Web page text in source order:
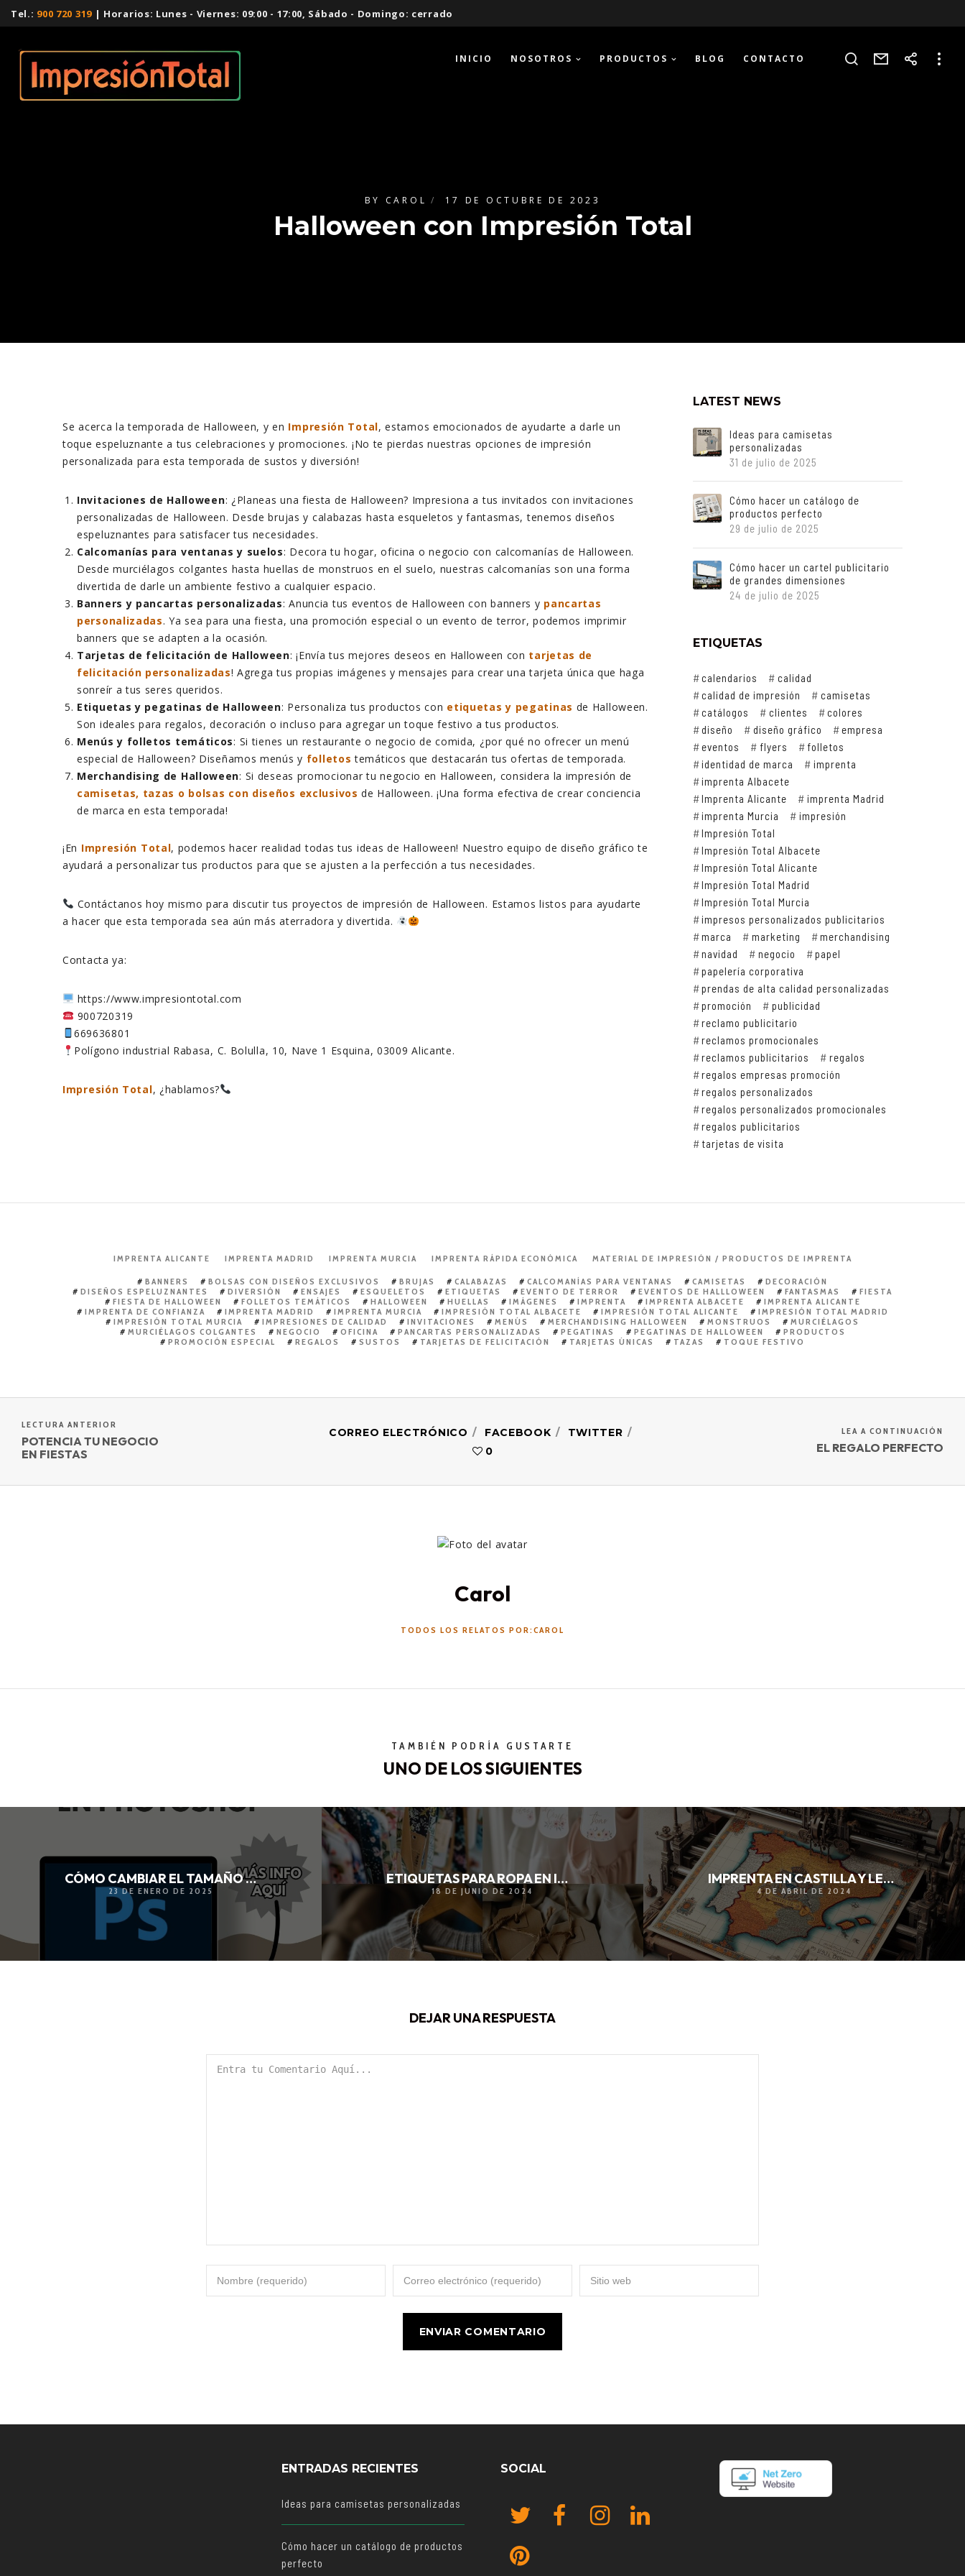
Tel.: 900 720 319| Horarios: Lunes - Viernes: 09:00 - 17:00, Sábado - Domingo: cerrado
INICIO NOSOTROS PRODUCTOS BLOG CONTACTO
BY CAROL 17 DE OCTUBRE DE 2023
Halloween con Impresión Total
Se acerca la temporada de Halloween, y en Impresión Total, estamos emocionados de ayudarte a darle un
toque espeluznante a tus celebraciones y promociones. ¡No te pierdas nuestras opciones de impresión
personalizada para esta temporada de sustos y diversión!
Invitaciones de Halloween: ¿Planeas una fiesta de Halloween? Impresiona a tus invitados con invitaciones
personalizadas de Halloween. Desde brujas y calabazas hasta esqueletos y fantasmas, tenemos diseños
espeluznantes para satisfacer tus necesidades.
Calcomanías para ventanas y suelos: Decora tu hogar, oficina o negocio con calcomanías de Halloween.
Desde murciélagos colgantes hasta huellas de monstruos en el suelo, nuestras calcomanías son una forma
divertida de darle un ambiente festivo a cualquier espacio.
Banners y pancartas personalizadas: Anuncia tus eventos de Halloween con banners y pancartas
personalizadas. Ya sea para una fiesta, una promoción especial o un evento de terror, podemos imprimir
banners que se adapten a la ocasión.
Tarjetas de felicitación de Halloween: ¡Envía tus mejores deseos en Halloween con tarjetas de
felicitación personalizadas! Agrega tus propias imágenes y mensajes para crear una tarjeta única que haga
sonreír a tus seres queridos.
Etiquetas y pegatinas de Halloween: Personaliza tus productos con etiquetas y pegatinas de Halloween.
Son ideales para regalos, decoración o incluso para agregar un toque festivo a tus productos.
Menús y folletos temáticos: Si tienes un restaurante o negocio de comida, ¿por qué no ofrecer un menú
especial de Halloween? Diseñamos menús y folletos temáticos que destacarán tus ofertas de temporada.
Merchandising de Halloween: Si deseas promocionar tu negocio en Halloween, considera la impresión de
camisetas, tazas o bolsas con diseños exclusivos de Halloween. ¡Una forma efectiva de crear conciencia
de marca en esta temporada!
¡En Impresión Total, podemos hacer realidad todas tus ideas de Halloween! Nuestro equipo de diseño gráfico te
ayudará a personalizar tus productos para que se ajusten a la perfección a tus necesidades.
Contáctanos hoy mismo para discutir tus proyectos de impresión de Halloween. Estamos listos para ayudarte
a hacer que esta temporada sea aún más aterradora y divertida.
Contacta ya:
https://www.impresiontotal.com
900720319
669636801
Polígono industrial Rabasa, C. Bolulla, 10, Nave 1 Esquina, 03009 Alicante.
Impresión Total, ¿hablamos?
LATEST NEWS
Ideas para camisetas
personalizadas
31 de julio de 2025
Cómo hacer un catálogo de
productos perfecto
29 de julio de 2025
Cómo hacer un cartel publicitario
de grandes dimensiones
24 de julio de 2025
ETIQUETAS
calendarios
calidad
calidad de impresión
camisetas
catálogos
clientes
colores
diseño
diseño gráfico
empresa
eventos
flyers
folletos
identidad de marca
imprenta
imprenta Albacete
Imprenta Alicante
imprenta Madrid
imprenta Murcia
impresión
Impresión Total
Impresión Total Albacete
Impresión Total Alicante
Impresión Total Madrid
Impresión Total Murcia
impresos personalizados publicitarios
marca
marketing
merchandising
navidad
negocio
papel
papelería corporativa
prendas de alta calidad personalizadas
promoción
publicidad
reclamo publicitario
reclamos promocionales
reclamos publicitarios
regalos
regalos empresas promoción
regalos personalizados
regalos personalizados promocionales
regalos publicitarios
tarjetas de visita
IMPRENTA ALICANTE IMPRENTA MADRID IMPRENTA MURCIA IMPRENTA RÁPIDA ECONÓMICA MATERIAL DE IMPRESIÓN / PRODUCTOS DE IMPRENTA
BANNERS BOLSAS CON DISEÑOS EXCLUSIVOS BRUJAS CALABAZAS CALCOMANÍAS PARA VENTANAS CAMISETAS
DECORACIÓN
DISEÑOS ESPELUZNANTES
DIVERSIÓN ENSAJES ESQUELETOS ETIQUETAS EVENTO DE TERROR EVENTOS DE HALLLOWEEN FANTASMAS
FIESTA
FIESTA DE HALLOWEEN
FOLLETOS TEMÁTICOS HALLOWEEN HUELLAS IMÁGENES IMPRENTA IMPRENTA ALBACETE
IMPRENTA ALICANTE
IMPRENTA DE CONFIANZA
IMPRENTA MADRID IMPRENTA MURCIA IMPRESIÓN TOTAL ALBACETE IMPRESIÓN TOTAL ALICANTE
IMPRESIÓN TOTAL MADRID
IMPRESIÓN TOTAL MURCIA
IMPRESIONES DE CALIDAD INVITACIONES MENÚS MERCHANDISING HALLOWEEN MONSTRUOS
MURCIÉLAGOS
MURCIÉLAGOS COLGANTES
NEGOCIO OFICINA PANCARTAS PERSONALIZADAS PEGATINAS PEGATINAS DE HALLOWEEN
PRODUCTOS
PROMOCIÓN ESPECIAL
REGALOS SUSTOS TARJETAS DE FELICITACIÓN TARJETAS ÚNICAS TAZAS TOQUE FESTIVO
LECTURA ANTERIOR
POTENCIA TU NEGOCIO
EN FIESTAS
CORREO ELECTRÓNICO FACEBOOK
TWITTER
0
LEA A CONTINUACIÓN
EL REGALO PERFECTO
Carol
TODOS LOS RELATOS POR:CAROL
TAMBIÉN PODRÍA GUSTARTE
UNO DE LOS SIGUIENTES
CÓMO CAMBIAR EL TAMAÑO EN PHOTOSHOP
23 DE ENERO DE 2025
ETIQUETAS PARA ROPA EN IMPRESIÓN TOTAL
18 DE JUNIO DE 2024
IMPRENTA EN CASTILLA Y LEÓN
4 DE ABRIL DE 2024
DEJAR UNA RESPUESTA
ENTRADAS RECIENTES
Ideas para camisetas personalizadas
Cómo hacer un catálogo de productos
perfecto
SOCIAL